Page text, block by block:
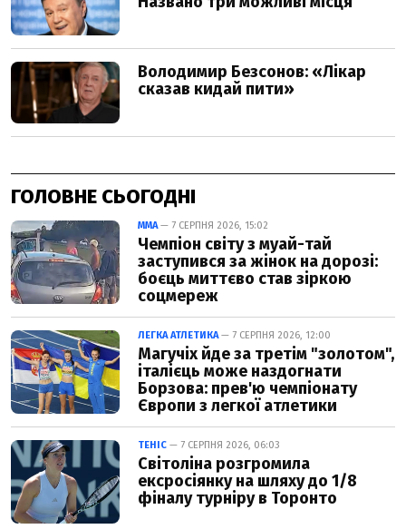
ГОЛОВНЕ СЬОГОДНІ
ММА— 7 СЕРПНЯ 2026, 15:02
Чемпіон світу з муай-тай
заступився за жінок на дорозі:
боєць миттєво став зіркою
соцмереж
ЛЕГКА АТЛЕТИКА— 7 СЕРПНЯ 2026, 12:00
Магучіх йде за третім "золотом",
італієць може наздогнати
Борзова: прев'ю чемпіонату
Європи з легкої атлетики
ТЕНІС — 7 СЕРПНЯ 2026, 06:03
Світоліна розгромила
ексросіянку на шляху до 1/8
фіналу турніру в Торонто